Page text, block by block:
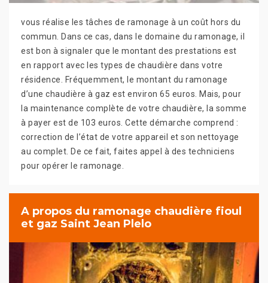
vous réalise les tâches de ramonage à un coût hors du
commun. Dans ce cas, dans le domaine du ramonage, il
est bon à signaler que le montant des prestations est
en rapport avec les types de chaudière dans votre
résidence. Fréquemment, le montant du ramonage
d’une chaudière à gaz est environ 65 euros. Mais, pour
la maintenance complète de votre chaudière, la somme
à payer est de 103 euros. Cette démarche comprend :
correction de l’état de votre appareil et son nettoyage
au complet. De ce fait, faites appel à des techniciens
pour opérer le ramonage.
A propos du ramonage chaudière fioul
et gaz Saint Jean Plelo